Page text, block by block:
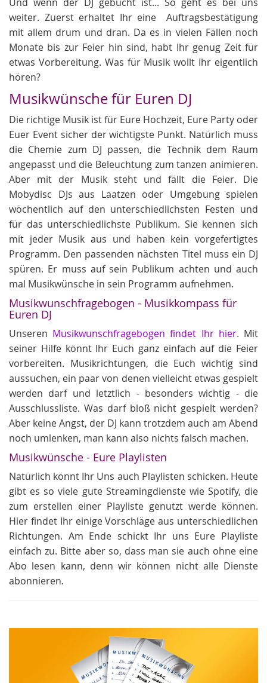
weiter. Zuerst erhaltet Ihr eine Auftragsbestätigung
mit allem drum und dran. Da es in vielen Fällen noch
Monate bis zur Feier hin sind, habt Ihr genug Zeit für
etwas Vorbereitung. Was für Musik wollt Ihr eigentlich
hören?
Musikwünsche für Euren DJ
Die richtige Musik ist für Eure Hochzeit, Eure Party oder
Euer Event sicher der wichtigste Punkt. Natürlich muss
die Chemie zum DJ passen, die Technik dem Raum
angepasst und die Beleuchtung zum tanzen animieren.
Aber mit der Musik steht und fällt die Feier. Die
Mobydisc DJs aus Laatzen oder Umgebung spielen
wöchentlich auf den unterschiedlichsten Festen und
für das unterschiedlichste Publikum. Sie kennen sich
mit jeder Musik aus und haben kein vorgefertigtes
Programm. Den passenden nächsten Titel muss ein DJ
spüren. Er muss auf sein Publikum achten und auch
mal Musikwünsche in sein Programm aufnehmen.
Musikwunschfragebogen - Musikkompass für
Euren DJ
Unseren Musikwunschfragebogen findet Ihr hier. Mit
seiner Hilfe könnt Ihr Euch ganz einfach auf die Feier
vorbereiten. Musikrichtungen, die Euch wichtig sind
aussuchen, ein paar von denen vielleicht etwas gespielt
werden darf und letztlich - besonders wichtig - die
Ausschlussliste. Was darf bloß nicht gespielt werden?
Aber keine Angst, der DJ kann trotzdem auch am Abend
noch umlenken, man kann also nichts falsch machen.
Musikwünsche - Eure Playlisten
Natürlich könnt Ihr Uns auch Playlisten schicken. Heute
gibt es so viele gute Streamingdienste wie Spotify, die
zum erstellen einer Playliste genutzt werde können.
Hier findet Ihr einige Vorschläge aus unterschiedlichen
Richtungen. Am Ende schickt Ihr uns Eure Playliste
einfach zu. Bitte aber so, dass man sie auch ohne eine
Abo lesen kann, denn wir können nicht alle Dienste
abonnieren.